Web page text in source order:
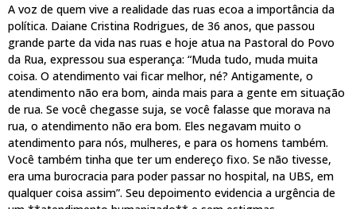
A voz de quem vive a realidade das ruas ecoa a importância da
política. Daiane Cristina Rodrigues, de 36 anos, que passou
grande parte da vida nas ruas e hoje atua na Pastoral do Povo
da Rua, expressou sua esperança: “Muda tudo, muda muita
coisa. O atendimento vai ficar melhor, né? Antigamente, o
atendimento não era bom, ainda mais para a gente em situação
de rua. Se você chegasse suja, se você falasse que morava na
rua, o atendimento não era bom. Eles negavam muito o
atendimento para nós, mulheres, e para os homens também.
Você também tinha que ter um endereço fixo. Se não tivesse,
era uma burocracia para poder passar no hospital, na UBS, em
qualquer coisa assim”. Seu depoimento evidencia a urgência de